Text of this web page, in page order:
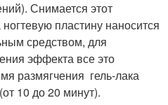
Снимается этот
пластину наносится
средством, для
эффекта все это
размягчения гель-лака
10 до 20 минут).